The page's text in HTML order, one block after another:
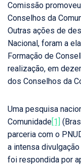
Comissão
Conselhos da
Outras ações de
Nacional, foram a
Formação de
realização, em
dos Conselhos da
Uma pesquisa
Comunidade [1]
parceria com o
a intensa
foi respondida por